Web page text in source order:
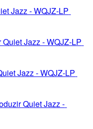
Jazz - WQJZ-LP
Quiet Jazz - WQJZ-LP
Jazz - WQJZ-LP
Quiet Jazz -